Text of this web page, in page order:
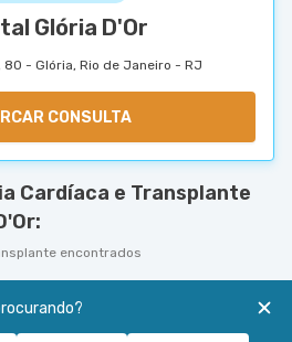
Glória D'Or
80 - Glória, Rio de Janeiro - RJ
CONSULTA
Cardíaca e Transplante
encontrados